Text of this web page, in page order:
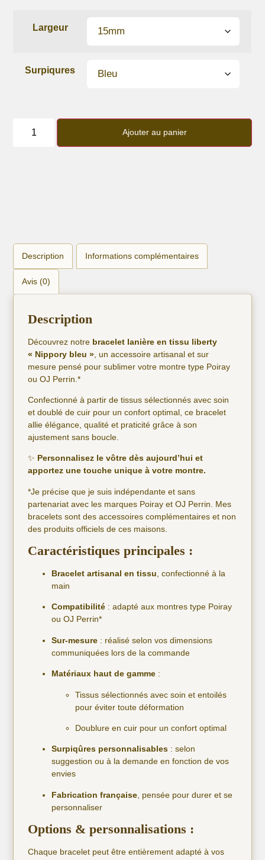
Largeur
Surpiqures
Bracelet
Ajouter au panier
Description Informations complémentaires
Avis (0)
Description
Découvrez notre bracelet lanière en tissu liberty
« Nippory bleu » , un accessoire artisanal et sur
mesure pensé pour sublimer votre montre type Poiray
ou OJ Perrin.*
Confectionné à partir de tissus sélectionnés avec soin
et doublé de cuir pour un confort optimal, ce bracelet
allie élégance, qualité et praticité grâce à son
ajustement sans boucle.
✨ Personnalisez le vôtre dès aujourd’hui et
apportez une touche unique à votre montre.
*Je précise que je suis indépendante et sans
partenariat avec les marques Poiray et OJ Perrin. Mes
bracelets sont des accessoires complémentaires et non
des produits officiels de ces maisons.
Caractéristiques principales :
Bracelet artisanal en tissu , confectionné à la
main
Compatibilité : adapté aux montres type Poiray
ou OJ Perrin*
Sur-mesure : réalisé selon vos dimensions
communiquées lors de la commande
Matériaux haut de gamme :
Tissus sélectionnés avec soin et entoilés
pour éviter toute déformation
Doublure en cuir pour un confort optimal
Surpiqûres personnalisables : selon
suggestion ou à la demande en fonction de vos
envies
Fabrication française , pensée pour durer et se
personnaliser
Options & personnalisations :
Chaque bracelet peut être entièrement adapté à vos